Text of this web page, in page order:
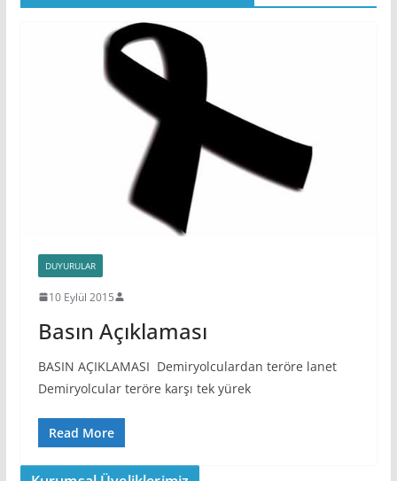
DUYURULAR
10 Eylül 2015
Basın Açıklaması
BASIN AÇIKLAMASI Demiryolculardan teröre lanet
Demiryolcular teröre karşı tek yürek
Read More